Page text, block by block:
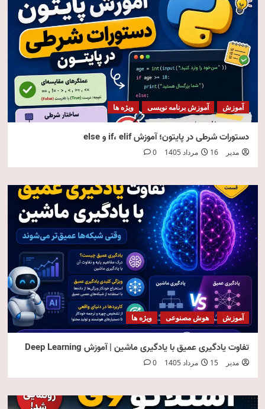
آموزش آموزش برنامه نویسی ویژه ها
دستورات شرطی در پایتون؛ آموزش if، elif و else
مدیر 16 مرداد 1405 0
آموزش هوش مصنوعی ویژه ها
تفاوت یادگیری عمیق با یادگیری ماشین | آموزش Deep Learning
مدیر 15 مرداد 1405 0